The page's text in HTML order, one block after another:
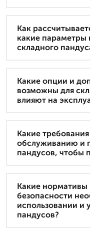
Как
какие
складного
Какие опции и
возможны для
влияют на
Какие
обслуживанию и
пандусов, чтобы
Какие нормативы
безопасности
использовании и
пандусов?